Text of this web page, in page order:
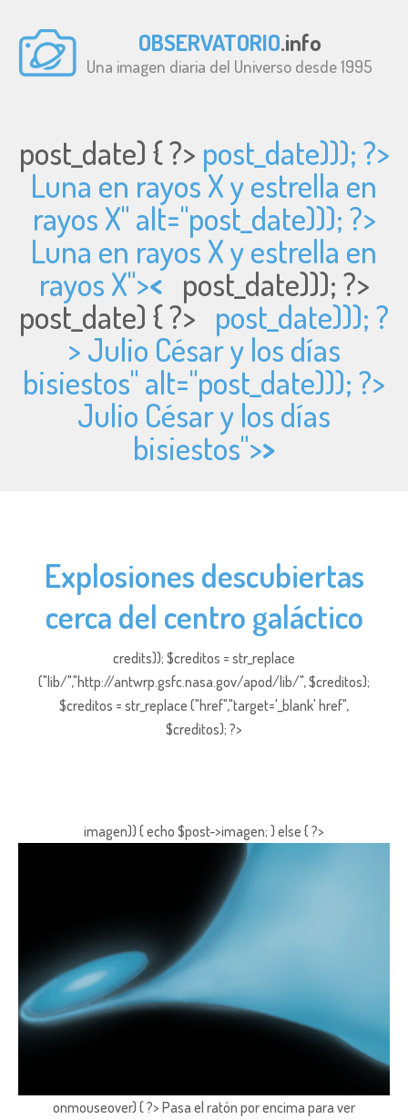
OBSERVATORIO.info
Una imagen diaria del Universo desde 1995
post_date) { ?> post_date))); ?>
Luna en rayos X y estrella en
rayos X" alt="post_date))); ?>
Luna en rayos X y estrella en
rayos X">< post_date))); ?>
post_date) { ?> post_date))); ?
> Julio César y los días
bisiestos" alt="post_date))); ?>
Julio César y los días
bisiestos">>
Explosiones descubiertas
cerca del centro galáctico
credits)); $creditos = str_replace
("lib/","http://antwrp.gsfc.nasa.gov/apod/lib/", $creditos);
$creditos = str_replace ("href","target='_blank' href",
$creditos); ?>
imagen)) { echo $post->imagen; } else { ?>
onmouseover) { ?> Pasa el ratón por encima para ver